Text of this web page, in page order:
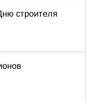
строителя